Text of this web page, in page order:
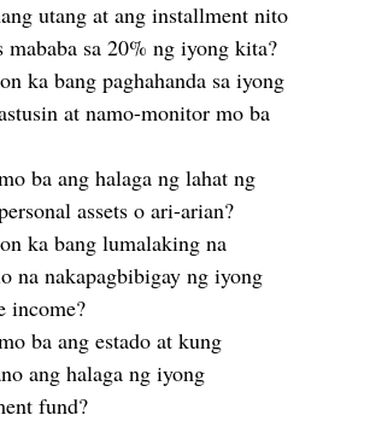
utang at ang installment nito
mababa sa 20% ng iyong kita?
ka bang paghahanda sa iyong
at namo-monitor mo ba
ba ang halaga ng lahat ng
assets o ari-arian?
ka bang lumalaking na
na nakapagbibigay ng iyong
income?
ba ang estado at kung
ang halaga ng iyong
fund?